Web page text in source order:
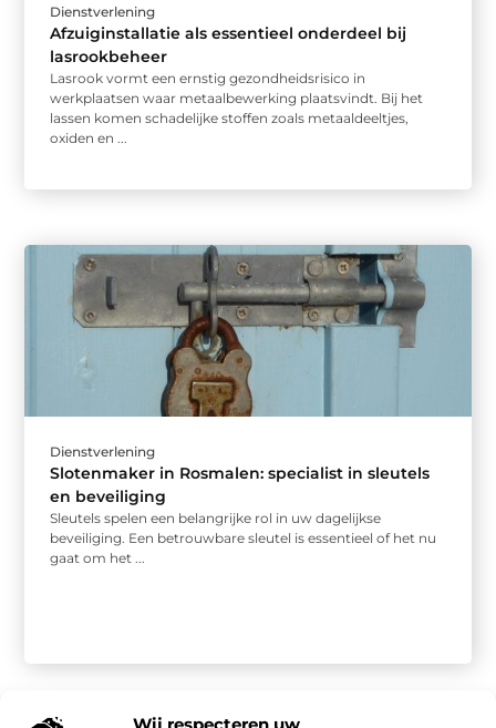
Wij respecteren uw
Dienstverlening
Afzuiginstallatie als essentieel onderdeel bij
lasrookbeheer
Lasrook vormt een ernstig gezondheidsrisico in
werkplaatsen waar metaalbewerking plaatsvindt. Bij het
lassen komen schadelijke stoffen zoals metaaldeeltjes,
oxiden en ...
Dienstverlening
Slotenmaker in Rosmalen: specialist in sleutels
en beveiliging
Sleutels spelen een belangrijke rol in uw dagelijkse
beveiliging. Een betrouwbare sleutel is essentieel of het nu
gaat om het ...